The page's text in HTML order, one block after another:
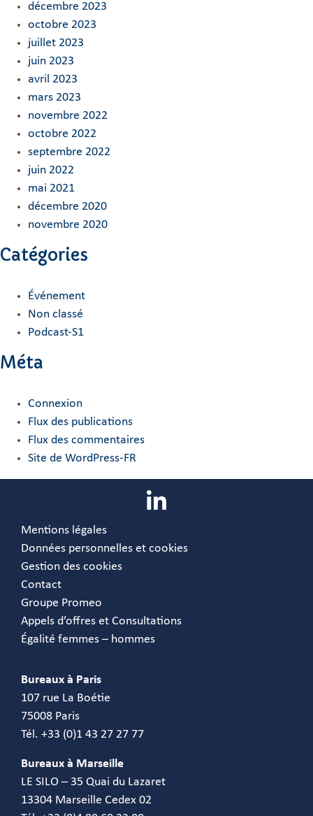
décembre 2023
octobre 2023
juillet 2023
juin 2023
avril 2023
mars 2023
novembre 2022
octobre 2022
septembre 2022
juin 2022
mai 2021
décembre 2020
novembre 2020
Catégories
Événement
Non classé
Podcast-S1
Méta
Connexion
Flux des publications
Flux des commentaires
Site de WordPress-FR
Mentions légales
Données personnelles et cookies
Gestion des cookies
Contact
Groupe Promeo
Appels d’offres et Consultations
Égalité femmes – hommes
Bureaux à Paris
107 rue La Boétie
75008 Paris
Tél. +33 (0)1 43 27 27 77
Bureaux à Marseille
LE SILO – 35 Quai du Lazaret
13304 Marseille Cedex 02